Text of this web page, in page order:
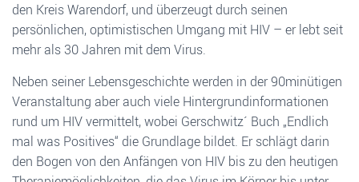
den Kreis Warendorf, und überzeugt durch seinen
persönlichen, optimistischen Umgang mit HIV – er lebt seit
mehr als 30 Jahren mit dem Virus.
Neben seiner Lebensgeschichte werden in der 90minütigen
Veranstaltung aber auch viele Hintergrundinformationen
rund um HIV vermittelt, wobei Gerschwitz´ Buch „Endlich
mal was Positives“ die Grundlage bildet. Er schlägt darin
den Bogen von den Anfängen von HIV bis zu den heutigen